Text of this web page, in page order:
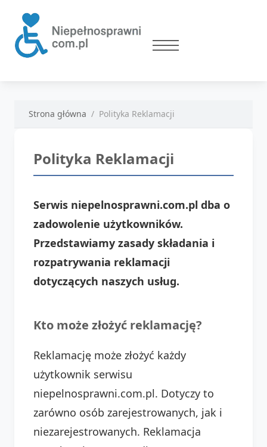
Strona główna Polityka Reklamacji
Polityka Reklamacji
Serwis niepelnosprawni.com.pl dba o
zadowolenie użytkowników.
Przedstawiamy zasady składania i
rozpatrywania reklamacji
dotyczących naszych usług.
Kto może złożyć reklamację?
Reklamację może złożyć każdy
użytkownik serwisu
niepelnosprawni.com.pl. Dotyczy to
zarówno osób zarejestrowanych, jak i
niezarejestrowanych. Reklamacja